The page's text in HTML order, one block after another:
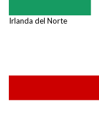
Irlanda del Norte